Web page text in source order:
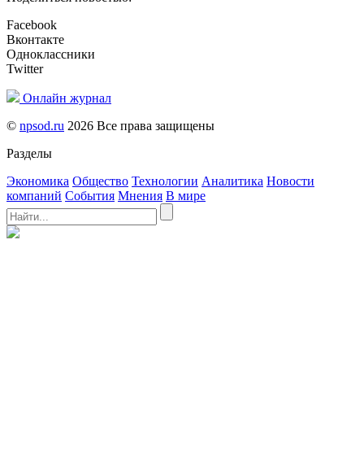
Facebook
Вконтакте
Одноклассники
Twitter
Онлайн журнал
© npsod.ru 2026 Все права защищены
Разделы
Экономика Общество Технологии Аналитика Новости
компаний События Мнения В мире